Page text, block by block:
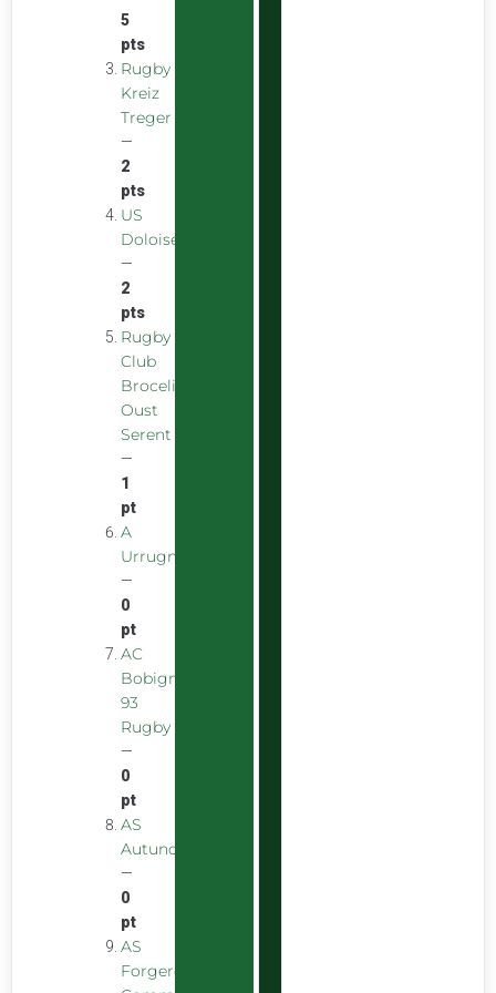
5
pts
Rugby
Kreiz
Treger
—
2
pts
US
Doloise
—
2
pts
Rugby
Club
Broceliande
Oust
Serent
—
1
pt
A
Urrugnarrak
—
0
pt
AC
Bobigny
93
Rugby
—
0
pt
AS
Autunoise
—
0
pt
AS
Forgeron